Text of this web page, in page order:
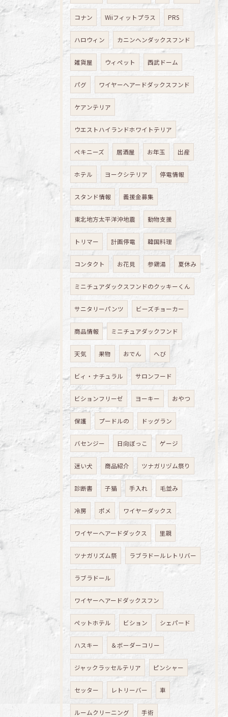
コナン Wiiフィットプラス PRS
ハロウィン カニンヘンダックスフンド
雑貨屋 ウィペット 西武ドーム
パグ ワイヤーヘアードダックスフンド
ケアンテリア
ウエストハイランドホワイトテリア
ペキニーズ 居酒屋 お年玉 出産
ホテル ヨークシテリア 停電情報
スタンド情報 義援金募集
東北地方太平洋沖地震 動物支援
トリマー 計画停電 韓国料理
コンタクト お花見 参鶏湯 夏休み
ミニチュアダックスフンドのクッキーくん
サニタリーパンツ ビーズチョーカー
商品情報 ミニチュアダックフンド
天気 果物 おでん へび
ビィ・ナチュラル サロンフード
ビションフリーゼ ヨーキー おやつ
保護 プードルの ドッグラン
バセンジー 日向ぼっこ ゲージ
迷い犬 商品紹介 ツナガリヅム祭り
診断書 子猫 手入れ 毛並み
冷房 ポメ ワイヤーダックス
ワイヤーヘアードダックス 里親
ツナガリズム祭 ラブラドールレトリバー
ラブラドール
ワイヤーヘアードダックスフン
ペットホテル ビション シェパード
ハスキー ＆ボーダーコリー
ジャックラッセルテリア ピンシャー
セッター レトリーバー 車
ルームクリーニング 手術